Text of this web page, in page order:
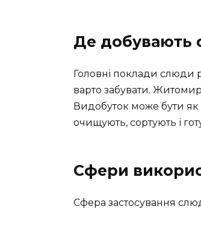
Де добувають
Головні поклади слюди
варто забувати.
Видобуток може бути як
очищують, сортують і
Сфери
Сфера застосування